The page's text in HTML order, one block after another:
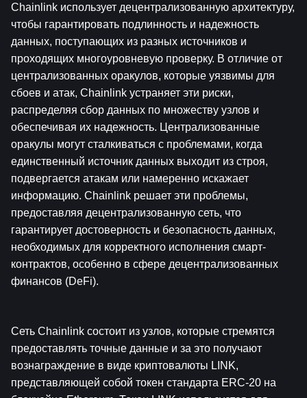
Chainlink использует децентрализованную архитектуру,
чтобы гарантировать подлинность и надежность
данных, поступающих из разных источников и
проходящих многоуровневую проверку. В отличие от
централизованных оракулов, которые уязвимы для
сбоев и атак, Chainlink устраняет эти риски,
распределяя сбор данных по множеству узлов и
обеспечивая их надежность. Централизованные
оракулы могут сталкиваться с проблемами, когда
единственный источник данных выходит из строя,
подвергается атакам или намеренно искажает
информацию. Chainlink решает эти проблемы,
предоставляя децентрализованную сеть, что
гарантирует достоверность и безопасность данных,
необходимых для корректного исполнения смарт-
контрактов, особенно в сфере децентрализованных
финансов (DeFi).
Сеть Chainlink состоит из узлов, которые стремятся
предоставлять точные данные и за это получают
вознаграждение в виде криптовалюты LINK,
представляющей собой токен стандарта ERC-20 на